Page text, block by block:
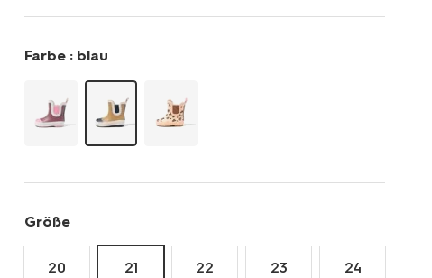
33260352.html
Farbe : blau
Größe
20 21 22 23 24